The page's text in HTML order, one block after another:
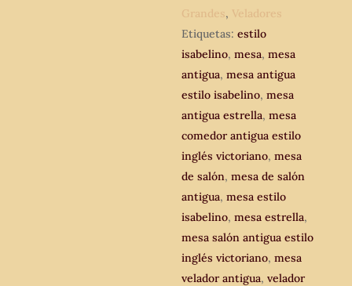
redonda
velador
antiguo.
cantidad
Grandes, Veladores
Etiquetas:estilo
isabelino,mesa,mesa
antigua,mesa antigua
estilo isabelino,mesa
antigua estrella,mesa
comedor antigua estilo
inglés victoriano,mesa
de salón,mesa de salón
antigua,mesa estilo
isabelino,mesa estrella,
mesa salón antigua estilo
inglés victoriano,mesa
velador antigua,velador